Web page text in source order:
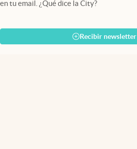
en tu email. ¿Qué dice la City?
Recibir newsletter